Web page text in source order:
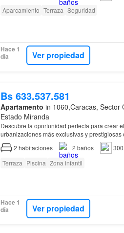
Aparcamiento Terraza Seguridad
Hace 1
día
Ver propiedad
Bs 633.537.581
Apartamento in 1060,Caracas, Sector
Estado Miranda
Descubre la oportunidad perfecta para crear
urbanizaciones más exclusivas y
2 habitaciones 2 baños
300
Terraza Piscina Zona infantil
Hace 1
día
Ver propiedad